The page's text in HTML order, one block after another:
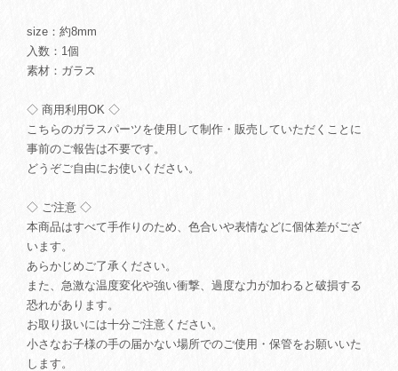
size：約8mm
入数：1個
素材：ガラス
◇ 商用利用OK ◇
こちらのガラスパーツを使用して制作・販売していただくことに
事前のご報告は不要です。
どうぞご自由にお使いください。
◇ ご注意 ◇
本商品はすべて手作りのため、色合いや表情などに個体差がござ
います。
あらかじめご了承ください。
また、急激な温度変化や強い衝撃、過度な力が加わると破損する
恐れがあります。
お取り扱いには十分ご注意ください。
小さなお子様の手の届かない場所でのご使用・保管をお願いいた
します。